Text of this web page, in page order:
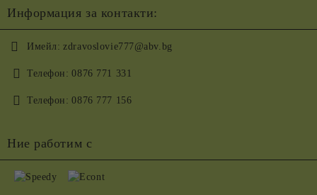
Информация за контакти:
Имейл: zdravoslovie777@abv.bg
Телефон: 0876 771 331
Телефон: 0876 777 156
Ние работим с